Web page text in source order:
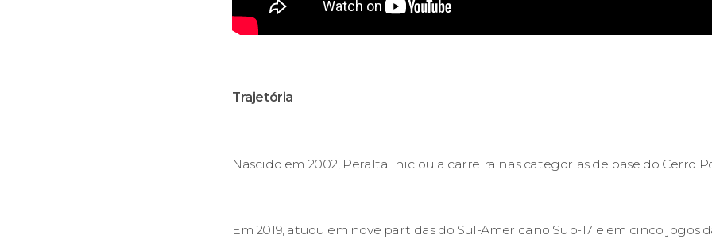
Trajetória
Nascido em 2002, Peralta iniciou a carreira nas categorias de base do Cerro
Em 2019, atuou em nove partidas do Sul-Americano Sub-17 e em cinco jogos